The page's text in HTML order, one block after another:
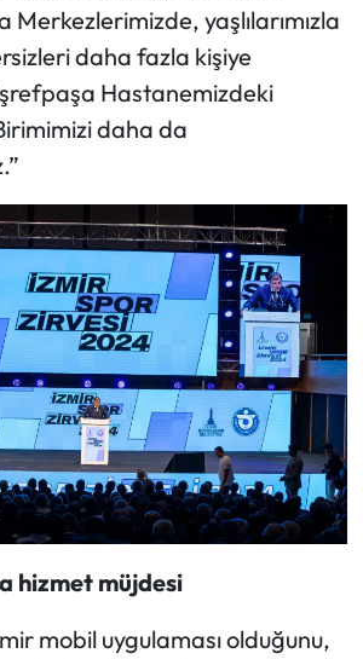
Merkezlerimizde, yaşlılarımızla
daha fazla kişiye
Hastanemizdeki
daha da
hizmet müjdesi
mobil uygulaması olduğunu,